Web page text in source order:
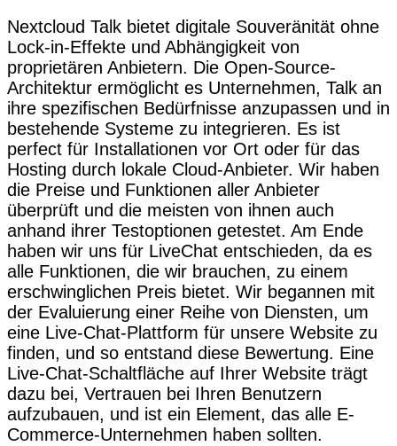
Nextcloud Talk bietet digitale Souveränität ohne
Lock-in-Effekte und Abhängigkeit von
proprietären Anbietern. Die Open-Source-
Architektur ermöglicht es Unternehmen, Talk an
ihre spezifischen Bedürfnisse anzupassen und in
bestehende Systeme zu integrieren. Es ist
perfect für Installationen vor Ort oder für das
Hosting durch lokale Cloud-Anbieter. Wir haben
die Preise und Funktionen aller Anbieter
überprüft und die meisten von ihnen auch
anhand ihrer Testoptionen getestet. Am Ende
haben wir uns für LiveChat entschieden, da es
alle Funktionen, die wir brauchen, zu einem
erschwinglichen Preis bietet. Wir begannen mit
der Evaluierung einer Reihe von Diensten, um
eine Live-Chat-Plattform für unsere Website zu
finden, und so entstand diese Bewertung. Eine
Live-Chat-Schaltfläche auf Ihrer Website trägt
dazu bei, Vertrauen bei Ihren Benutzern
aufzubauen, und ist ein Element, das alle E-
Commerce-Unternehmen haben sollten.